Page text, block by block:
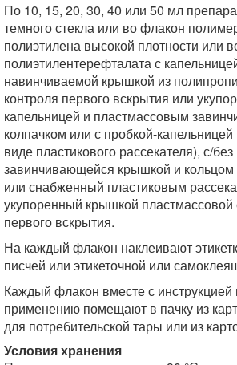
По 10, 15, 20, 30, 40 или 50 мл
темного стекла или во флакон
полиэтилена высокой плотности или
полиэтилентерефталата с
навинчиваемой крышкой из
контроля первого вскрытия или
капельницей и пластмассовым
колпачком или с пробкой-
виде пластикового рассекателя), с/
завинчивающейся крышкой и кольцом
или снабженный пластиковым
укупоренный крышкой пластмассовой
первого вскрытия.
На каждый флакон наклеивают
писчей или этикеточной или
Каждый флакон вместе с
применению помещают в пачку из
для потребительской тары или из
Условия хранения